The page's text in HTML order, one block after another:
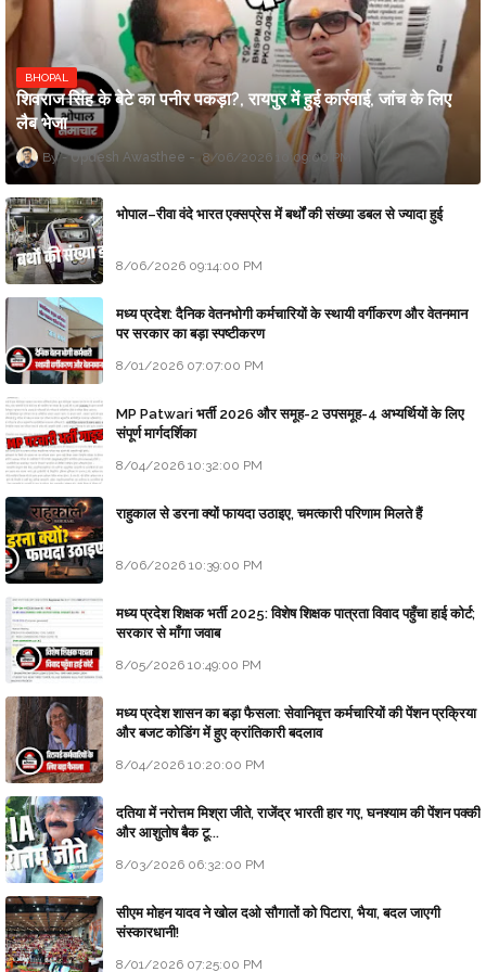
BHOPAL
शिवराज सिंह के बेटे का पनीर पकड़ा?, रायपुर में हुई कार्रवाई, जांच के लिए
लैब भेजा
Updesh Awasthee 8/06/2026 10:09:00 PM
भोपाल–रीवा वंदे भारत एक्सप्रेस में बर्थों की संख्या डबल से ज्यादा हुई
8/06/2026 09:14:00 PM
मध्य प्रदेश: दैनिक वेतनभोगी कर्मचारियों के स्थायी वर्गीकरण और वेतनमान
पर सरकार का बड़ा स्पष्टीकरण
8/01/2026 07:07:00 PM
MP Patwari भर्ती 2026 और समूह-2 उपसमूह-4 अभ्यर्थियों के लिए
संपूर्ण मार्गदर्शिका
8/04/2026 10:32:00 PM
राहुकाल से डरना क्यों फायदा उठाइए, चमत्कारी परिणाम मिलते हैं
8/06/2026 10:39:00 PM
मध्य प्रदेश शिक्षक भर्ती 2025: विशेष शिक्षक पात्रता विवाद पहुँचा हाई कोर्ट;
सरकार से माँगा जवाब
8/05/2026 10:49:00 PM
मध्य प्रदेश शासन का बड़ा फैसला: सेवानिवृत्त कर्मचारियों की पेंशन प्रक्रिया
और बजट कोडिंग में हुए क्रांतिकारी बदलाव
8/04/2026 10:20:00 PM
दतिया में नरोत्तम मिश्रा जीते, राजेंद्र भारती हार गए, घनश्याम की पेंशन पक्की
और आशुतोष बैक टू...
8/03/2026 06:32:00 PM
सीएम मोहन यादव ने खोल दओ सौगातों को पिटारा, भैया, बदल जाएगी
संस्कारधानी!
8/01/2026 07:25:00 PM